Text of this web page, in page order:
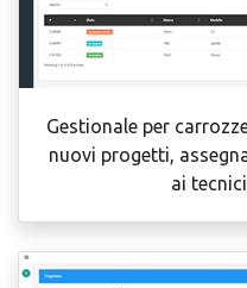
Gestionale per
nuovi progetti,
ai